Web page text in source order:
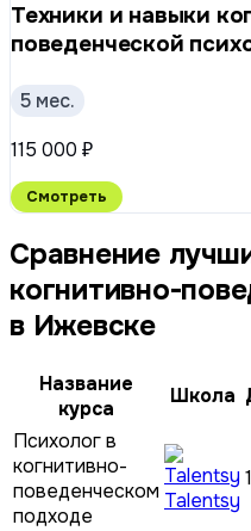
Техники и навыки
поведенческой
5 мес.
115 000 ₽
Смотреть
Сравнение лучших курсов по
когнитивно-
в Ижевске
Название
курса
Школа
Психолог в
когнитивно-
поведенческом
подходе
Talentsy